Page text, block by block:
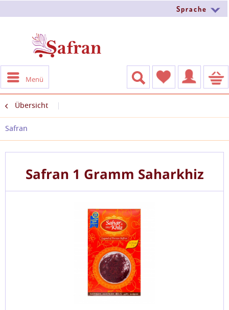
Sprache
Menü
Übersicht
Safran
Safran 1 Gramm Saharkhiz